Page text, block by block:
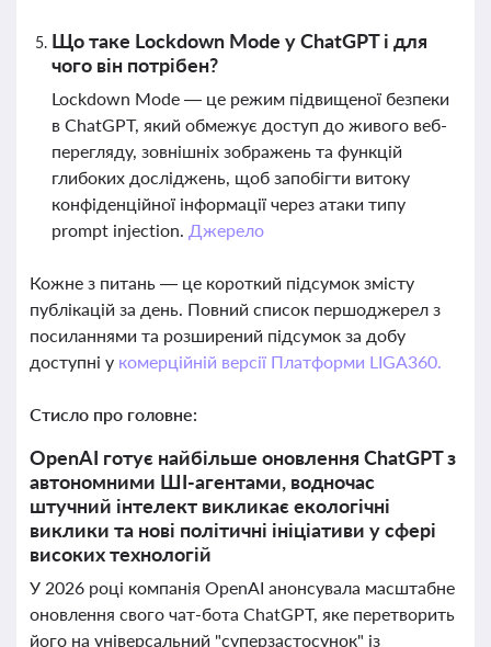
Що таке Lockdown Mode у ChatGPT і для
чого він потрібен?
Lockdown Mode — це режим підвищеної безпеки
в ChatGPT, який обмежує доступ до живого веб-
перегляду, зовнішніх зображень та функцій
глибоких досліджень, щоб запобігти витоку
конфіденційної інформації через атаки типу
prompt injection. Джерело
Кожне з питань — це короткий підсумок змісту
публікацій за день. Повний список першоджерел з
посиланнями та розширений підсумок за добу
доступні у комерційній версії Платформи LIGA360.
Стисло про головне:
OpenAI готує найбільше оновлення ChatGPT з
автономними ШІ-агентами, водночас
штучний інтелект викликає екологічні
виклики та нові політичні ініціативи у сфері
високих технологій
У 2026 році компанія OpenAI анонсувала масштабне
оновлення свого чат-бота ChatGPT, яке перетворить
його на універсальний "суперзастосунок" із